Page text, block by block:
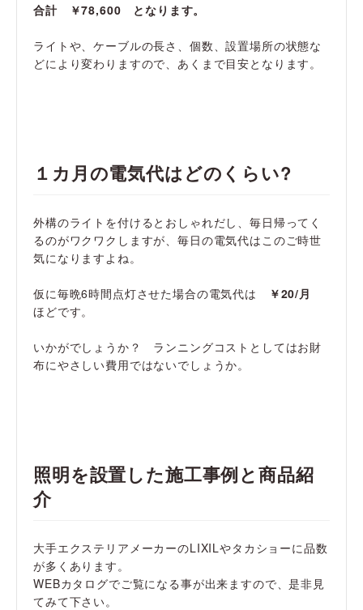
合計 ￥78,600 となります。
ライトや、ケーブルの長さ、個数、設置場所の状態な
どにより変わりますので、あくまで目安となります。
１カ月の電気代はどのくらい?
外構のライトを付けるとおしゃれだし、毎日帰ってく
るのがワクワクしますが、毎日の電気代はこのご時世
気になりますよね。
仮に毎晩6時間点灯させた場合の電気代は
￥20/月
ほどです。
いかがでしょうか？ ランニングコストとしてはお財
布にやさしい費用ではないでしょうか。
照明を設置した施工事例と商品紹
介
大手エクステリアメーカーのLIXILやタカショーに品数
が多くあります。
WEBカタログでご覧になる事が出来ますので、是非見
てみて下さい。